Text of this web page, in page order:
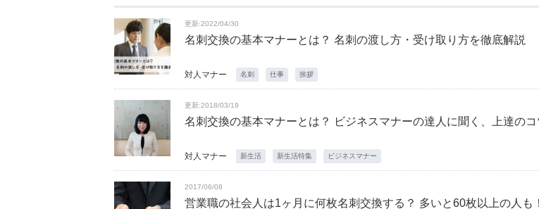
更新:2022/04/30
名刺交換の基本マナーとは？ 名刺の渡し方・受け取り方を徹底解説
対人マナー 名刺 仕事 挨拶
更新:2018/03/19
名刺交換の基本マナーとは？ ビジネスマナーの達人に聞く、上達のコ
対人マナー 新生活 新生活特集 ビジネスマナー
2017/06/08
営業職の社会人は1ヶ月に何枚名刺交換する？ 多いと60枚以上の人も！